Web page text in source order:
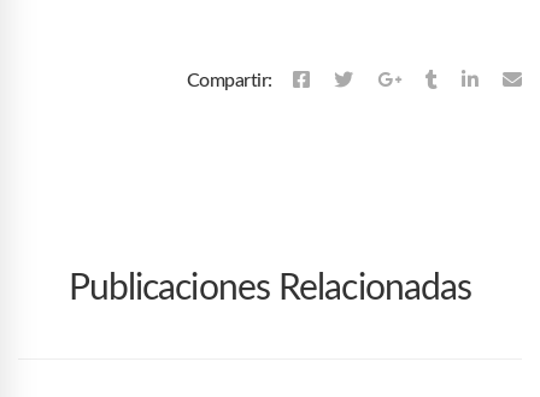
Compartir:
Publicaciones Relacionadas